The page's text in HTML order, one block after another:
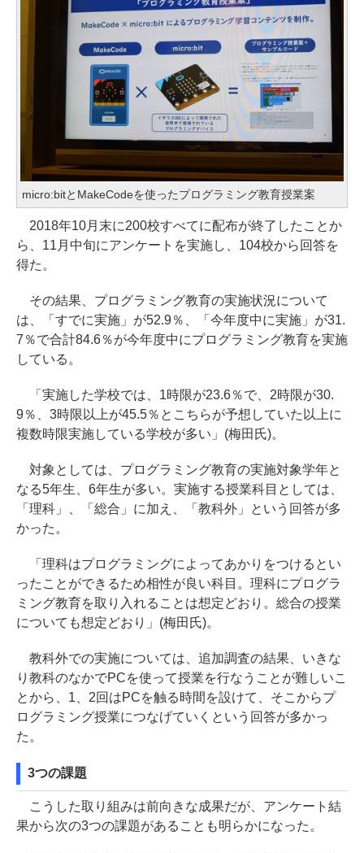
micro:bitとMakeCodeを使ったプログラミング教育授業案
2018年10月末に200校すべてに配布が終了したことか
ら、11月中旬にアンケートを実施し、104校から回答を
得た。
その結果、プログラミング教育の実施状況について
は、「すでに実施」が52.9％、「今年度中に実施」が31.
7％で合計84.6％が今年度中にプログラミング教育を実施
している。
「実施した学校では、1時限が23.6％で、2時限が30.
9％、3時限以上が45.5％とこちらが予想していた以上に
複数時限実施している学校が多い」(梅田氏)。
対象としては、プログラミング教育の実施対象学年と
なる5年生、6年生が多い。実施する授業科目としては、
「理科」、「総合」に加え、「教科外」という回答が多
かった。
「理科はプログラミングによってあかりをつけるとい
ったことができるため相性が良い科目。理科にプログラ
ミング教育を取り入れることは想定どおり。総合の授業
についても想定どおり」(梅田氏)。
教科外での実施については、追加調査の結果、いきな
り教科のなかでPCを使って授業を行なうことが難しいこ
とから、1、2回はPCを触る時間を設けて、そこからプ
ログラミング授業につなげていくという回答が多かっ
た。
3つの課題
こうした取り組みは前向きな成果だが、アンケート結
果から次の3つの課題があることも明らかになった。